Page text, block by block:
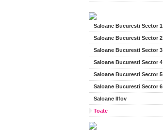
Saloane Bucuresti Sector 1
Saloane Bucuresti Sector 2
Saloane Bucuresti Sector 3
Saloane Bucuresti Sector 4
Saloane Bucuresti Sector 5
Saloane Bucuresti Sector 6
Saloane Ilfov
Toate